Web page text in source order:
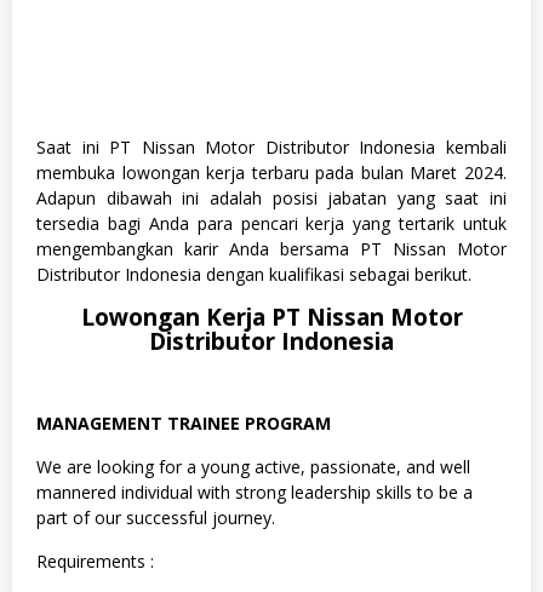
Saat ini PT Nissan Motor Distributor Indonesia kembali
membuka lowongan kerja terbaru pada bulan Maret 2024.
Adapun dibawah ini adalah posisi jabatan yang saat ini
tersedia bagi Anda para pencari kerja yang tertarik untuk
mengembangkan karir Anda bersama PT Nissan Motor
Distributor Indonesia dengan kualifikasi sebagai berikut.
Lowongan Kerja PT Nissan Motor
Distributor Indonesia
MANAGEMENT TRAINEE PROGRAM
We are looking for a young active, passionate, and well
mannered individual with strong leadership skills to be a
part of our successful journey.
Requirements :